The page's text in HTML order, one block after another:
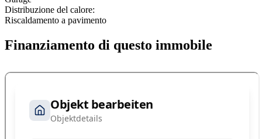
Distribuzione del calore:
Riscaldamento a pavimento
Finanziamento di questo immobile